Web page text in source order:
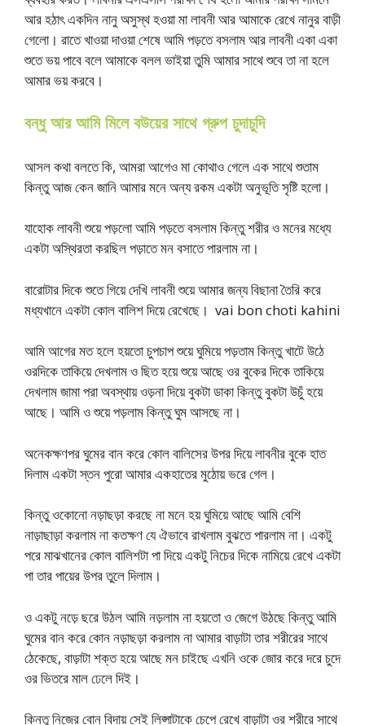
আর হঠাৎ একদিন নানু অসুস্থ হওয়া মা লাবনী আর আমাকে রেখে নানুর বাড়ী
গেলো। রাতে খাওয়া দাওয়া শেষে আমি পড়তে বসলাম আর লাবনী একা একা
শুতে ভয় পাবে বলে আমাকে বলল ভাইয়া তুমি আমার সাথে শুবে তা না হলে
আমার ভয় করবে।
বন্ধু আর আমি মিলে বউয়ের সাথে গ্রুপ চুদাচুদি
আসল কথা বলতে কি, আমরা আগেও মা কোথাও গেলে এক সাথে শুতাম
কিন্তু আজ কেন জানি আমার মনে অন্য রকম একটা অনুভূতি সৃষ্টি হলো।
যাহোক লাবনী শুয়ে পড়লো আমি পড়তে বসলাম কিন্তু শরীর ও মনের মধ্যে
একটা অস্থিরতা করছিল পড়াতে মন বসাতে পারলাম না।
বারোটার দিকে শুতে গিয়ে দেখি লাবনী শুয়ে আমার জন্য বিছানা তৈরি করে
মধ্যখানে একটা কোল বালিশ দিয়ে রেখেছে। vai bon choti kahini
আমি আগের মত হলে হয়তো চুপচাপ শুয়ে ঘুমিয়ে পড়তাম কিন্তু খাটে উঠে
ওরদিকে তাকিয়ে দেখলাম ও ছিত হয়ে শুয়ে আছে ওর বুকের দিকে তাকিয়ে
দেখলাম জামা পরা অবস্থায় ওড়না দিয়ে বুকটা ডাকা কিন্তু বুকটা উচুঁ হয়ে
আছে। আমি ও শুয়ে পড়লাম কিন্তু ঘুম আসছে না।
অনেকক্ষণপর ঘুমের বান করে কোল বালিসের উপর দিয়ে লাবনীর বুকে হাত
দিলাম একটা স্তন পুরো আমার একহাতের মুঠোয় ভরে গেল।
কিন্তু ওকোনো নড়াছড়া করছে না মনে হয় ঘুমিয়ে আছে আমি বেশি
নাড়াছাড়া করলাম না কতক্ষণ যে ঐভাবে রাখলাম বুঝতে পারলাম না। একটু
পরে মাঝখানের কোল বালিশটা পা দিয়ে একটু নিচের দিকে নামিয়ে রেখে একটা
পা তার পায়ের উপর তুলে দিলাম।
ও একটু নড়ে ছরে উঠল আমি নড়লাম না হয়তো ও জেগে উঠছে কিন্তু আমি
ঘুমের বান করে কোন নড়াছড়া করলাম না আমার বাড়াটা তার শরীরের সাথে
ঠেকেছে, বাড়াটা শক্ত হয়ে আছে মন চাইছে এখনি ওকে জোর করে দরে চুদে
ওর ভিতরে মাল ঢেলে দিই।
কিন্তু নিজের বোন বিদায় সেই লিপ্সাটাকে চেপে রেখে বাড়াটা ওর শরীরে সাথে